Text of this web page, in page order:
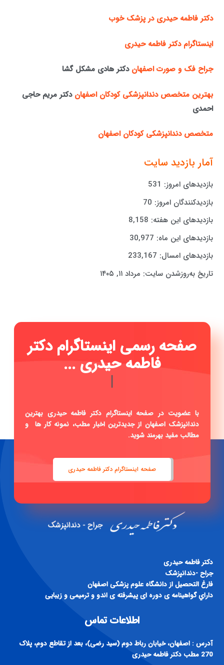
دکتر فاطمه حیدری در پزشک خوب
اینستاگرام دکتر فاطمه حیدری
جراح فک و صورت اصفهان دکتر هادی مشکل گشا
بهترین متخصص دندانپزشکی کودکان اصفهان دکتر مریم حاجی
احمدی
متخصص دندانپزشکی کودکان اصفهان
آمار بازدید سایت
بازدیدهای امروز: 531
بازدیدکنندگان امروز: 70
بازدیدهای این هفته: 8,158
بازدیدهای این ماه: 30,977
بازدیدهای امسال: 233,167
تاریخ به‌روزشدن سایت: مرداد ۱۱, ۱۴۰۵
صفحه رسمی اینستاگرام دکتر
فاطمه حیدری ...
|
با عضویت در صفحه اینستاگرام دکتر فاطمه حیدری بهترین
دندانپزشک اصفهان از جدیدترین اخبار مطب، نمونه کار ها و
مطالب مفید بهرمند شوید.
صفحه اینستاگرام دکتر فاطمه حیدری
دكتر فاطمه حيدری
جراح -دندانپزشک
فارغ التحصيل از دانشگاه علوم پزشكی اصفهان
داراي گواهينامه ی دوره ای پيشرفته ی اندو و ترميمی و زيبايی
اطلاعات تماس
آدرس : اصفهان، خیابان رباط دوم (سید رضی)، بعد از تقاطع دوم، پلاک
270 مطب دکتر فاطمه حیدری